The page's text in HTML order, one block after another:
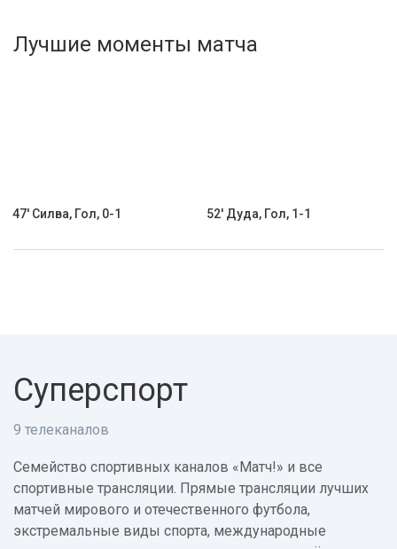
Активировать промокод
Лучшие моменты матча
47' Силва, Гол, 0-1 52' Дуда, Гол, 1-1
Суперспорт
9 телеканалов
Семейство спортивных каналов «Матч!» и все
спортивные трансляции. Прямые трансляции лучших
матчей мирового и отечественного футбола,
экстремальные виды спорта, международные